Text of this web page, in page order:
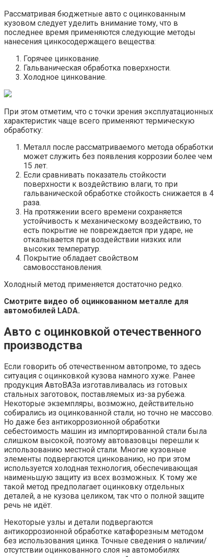
Рассматривая бюджетные авто с оцинкованным
кузовом следует уделить внимание тому, что в
последнее время применяются следующие методы
нанесения цинкосодержащего вещества:
Горячее цинкование.
Гальваническая обработка поверхности.
Холодное цинкование.
При этом отметим, что с точки зрения эксплуатационных
характеристик чаще всего применяют термическую
обработку:
Металл после рассматриваемого метода обработки
может служить без появления коррозии более чем
15 лет.
Если сравнивать показатель стойкости
поверхности к воздействию влаги, то при
гальванической обработке стойкость снижается в 4
раза.
На протяжении всего времени сохраняется
устойчивость к механическому воздействию, то
есть покрытие не повреждается при ударе, не
откалывается при воздействии низких или
высоких температур.
Покрытие обладает свойством
самовосстановления.
Холодный метод применяется достаточно редко.
Смотрите видео об оцинкованном металле для
автомобилей LADA.
Авто с оцинковкой отечественного
производства
Если говорить об отечественном автопроме, то здесь
ситуация с оцинковкой кузова намного хуже. Ранее
продукция АвтоВАЗа изготавливалась из готовых
стальных заготовок, поставляемых из-за рубежа.
Некоторые экземпляры, возможно, действительно
собирались из оцинкованной стали, но точно не массово.
Но даже без антикоррозионной обработки
себестоимость машин из импортированной стали была
слишком высокой, поэтому автовазовцы перешли к
использованию местной стали. Многие кузовные
элементы подвергаются цинкованию, но при этом
используется холодная технология, обеспечивающая
наименьшую защиту из всех возможных. К тому же
такой метод предполагает оцинковку отдельных
деталей, а не кузова целиком, так что о полной защите
речь не идёт.
Некоторые узлы и детали подвергаются
антикоррозионной обработке катафорезным методом
без использования цинка. Точные сведения о наличии/
отсутствии оцинкованного слоя на автомобилях